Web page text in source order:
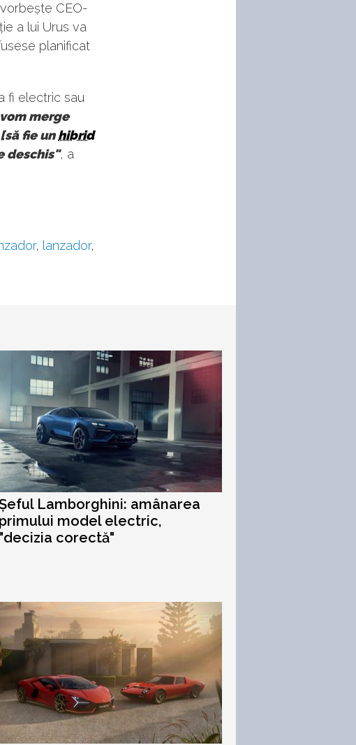
CEO-
a lui Urus va
planificat
fi electric sau
merge
fie unhibrid
deschis", a
, lanzador,
Lamborghini: amânarea
primului model electric,
"decizia corectă"